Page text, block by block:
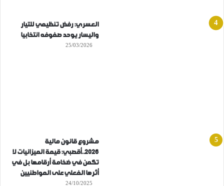
العسري: رفض تنظيمي للتيار
واليسار يوحد صفوفه انتخابيا
25/03/2026
مشروع قانون مالية
2026..أقصبي: قيمة الميزانيات لا
تكمن في ضخامة أرقامها بل في
أثرها الفعلي على المواطنيين
24/10/2025